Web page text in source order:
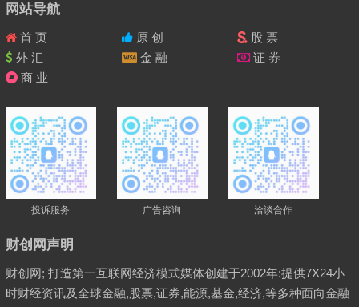
网站导航
首 页 原 创
股 票
外 汇
金 融
证 券
商 业
投诉服务 广告咨询 洽谈合作
财创网声明
财创网; 打造第一互联网经济模式媒体创建于2002年:提供7X24小
时财经资讯及全球金融,股票,证券,能源,基金,经济,等多种面向金融